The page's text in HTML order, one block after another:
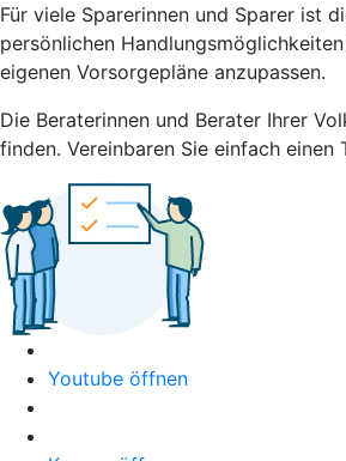
Für viele Sparerinnen und Sparer ist
persönlichen
eigenen Vorsorgepläne anzupassen.
Die Beraterinnen und Berater Ihrer
finden. Vereinbaren Sie einfach einen
Youtube öffnen